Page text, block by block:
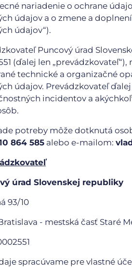
nariadenie o ochrane
údajov a o zmene a
údajov“).
Puncový úrad
(ďalej len
technické a organizačné
údajov. Prevádzkovateľ
incidentov a
potreby môže dotknutá
864 585 alebo e-mailom:
úrad Slovenskej republiky
93/10
- mestská časť Staré
spracúvame pre vlastné